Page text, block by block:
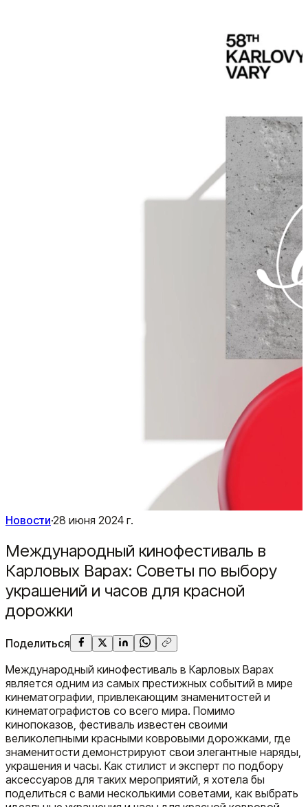
Новости·28 июня 2024 г.
Международный кинофестиваль в
Карловых Варах: Советы по выбору
украшений и часов для красной
дорожки
Поделиться
Международный кинофестиваль в Карловых Варах
является одним из самых престижных событий в мире
кинематографии, привлекающим знаменитостей и
кинематографистов со всего мира. Помимо
кинопоказов, фестиваль известен своими
великолепными красными ковровыми дорожками, где
знаменитости демонстрируют свои элегантные наряды,
украшения и часы. Как стилист и эксперт по подбору
аксессуаров для таких мероприятий, я хотела бы
поделиться с вами несколькими советами, как выбрать